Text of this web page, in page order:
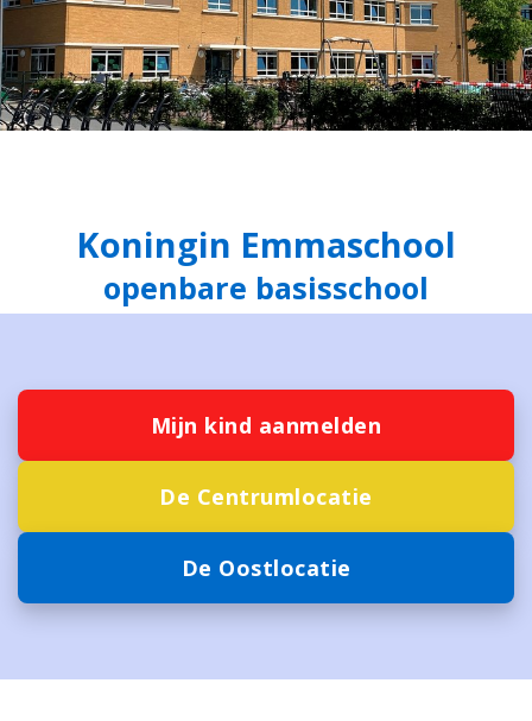
Vacatures
Ik zoek een school
Koningin Emmaschool
openbare basisschool
Mijn kind aanmelden
De Centrumlocatie
De Oostlocatie